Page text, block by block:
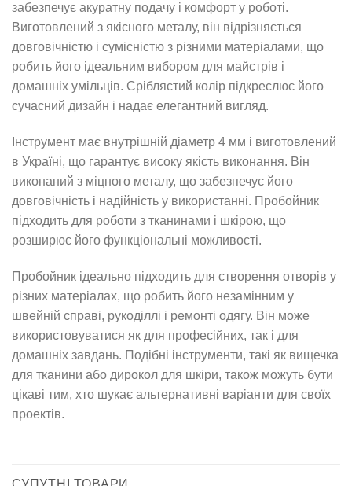
забезпечує акуратну подачу і комфорт у роботі.
Виготовлений з якісного металу, він відрізняється
довговічністю і сумісністю з різними матеріалами, що
робить його ідеальним вибором для майстрів і
домашніх умільців. Сріблястий колір підкреслює його
сучасний дизайн і надає елегантний вигляд.
Інструмент має внутрішній діаметр 4 мм і виготовлений
в Україні, що гарантує високу якість виконання. Він
виконаний з міцного металу, що забезпечує його
довговічність і надійність у використанні. Пробойник
підходить для роботи з тканинами і шкірою, що
розширює його функціональні можливості.
Пробойник ідеально підходить для створення отворів у
різних матеріалах, що робить його незамінним у
швейній справі, рукоділлі і ремонті одягу. Він може
використовуватися як для професійних, так і для
домашніх завдань. Подібні інструменти, такі як вищечка
для тканини або дирокол для шкіри, також можуть бути
цікаві тим, хто шукає альтернативні варіанти для своїх
проектів.